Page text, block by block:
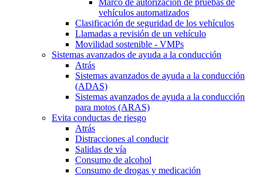
Marco de autorización de pruebas de
vehículos automatizados
Clasificación de seguridad de los vehículos
Llamadas a revisión de un vehículo
Movilidad sostenible - VMPs
Sistemas avanzados de ayuda a la conducción
Atrás
Sistemas avanzados de ayuda a la conducción
(ADAS)
Sistemas avanzados de ayuda a la conducción
para motos (ARAS)
Evita conductas de riesgo
Atrás
Distracciones al conducir
Salidas de vía
Consumo de alcohol
Consumo de drogas y medicación